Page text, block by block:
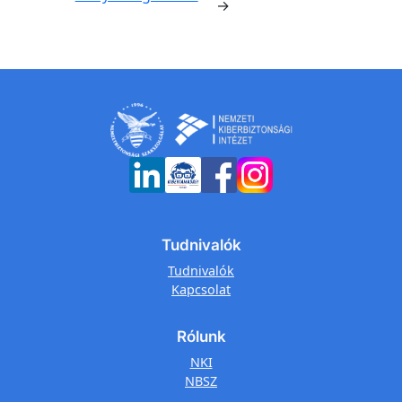
→
Tudnivalók
Tudnivalók
Kapcsolat
Rólunk
NKI
NBSZ